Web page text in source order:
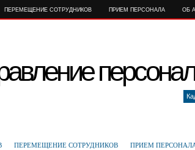
ПЕРЕМЕЩЕНИЕ СОТРУДНИКОВ ПРИЕМ ПЕРСОНАЛА ОБ
ПЕРЕМЕЩЕНИЕ СОТРУДНИКОВ ПРИЕМ